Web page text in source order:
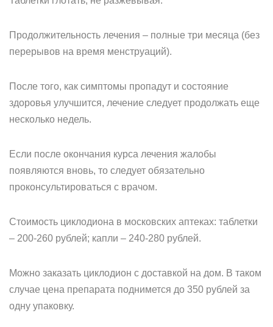
Продолжительность лечения – полные три месяца (без
перерывов на время менструаций).
После того, как симптомы пропадут и состояние
здоровья улучшится, лечение следует продолжать еще
несколько недель.
Если после окончания курса лечения жалобы
появляются вновь, то следует обязательно
проконсультироваться с врачом.
Стоимость циклодиона в московских аптеках: таблетки
– 200-260 рублей; капли – 240-280 рублей.
Можно заказать циклодион с доставкой на дом. В таком
случае цена препарата поднимется до 350 рублей за
одну упаковку.